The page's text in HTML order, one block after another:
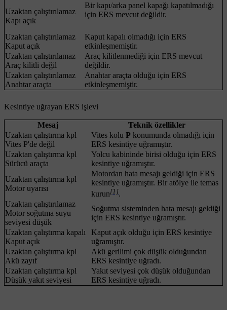
Uzaktan çalıştırılamaz
Kapı açık
Bir kapı/arka panel kapağı kapatılmadığı
için ERS mevcut değildir.
Uzaktan çalıştırılamaz
Kaput açık
Kaput kapalı olmadığı için ERS
etkinleşmemiştir.
Uzaktan çalıştırılamaz
Araç kilitli değil
Araç kilitlenmediği için ERS mevcut
değildir.
Uzaktan çalıştırılamaz
Anahtar araçta
Anahtar araçta olduğu için ERS
etkinleşmemiştir.
Kesintiye uğrayan ERS işlevi
Mesaj
Teknik özellikler
Uzaktan çalıştırma kpl
Vites P'de değil
Vites kolu P konumunda olmadığı için
ERS kesintiye uğramıştır.
Uzaktan çalıştırma kpl
Sürücü araçta
Yolcu kabininde birisi olduğu için ERS
kesintiye uğramıştır.
Uzaktan çalıştırma kpl
Motor uyarısı
Motordan hata mesajı geldiği için ERS
kesintiye uğramıştır. Bir atölye ile temas
kurun[1].
Uzaktan çalıştırılamaz
Motor soğutma suyu
seviyesi düşük
Soğutma sisteminden hata mesajı geldiği
için ERS kesintiye uğramıştır.
Uzaktan çalıştırma kapalı
Kaput açık
Kaput açık olduğu için ERS kesintiye
uğramıştır.
Uzaktan çalıştırma kpl
Akü zayıf
Akü gerilimi çok düşük olduğundan
ERS kesintiye uğradı.
Uzaktan çalıştırma kpl
Düşük yakıt seviyesi
Yakıt seviyesi çok düşük olduğundan
ERS kesintiye uğradı.